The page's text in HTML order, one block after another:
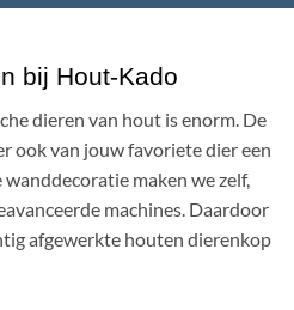
bij Hout-Kado
dieren van hout is enorm. De
ook van jouw favoriete dier een
maken we zelf,
machines. Daardoor
afgewerkte houten dierenkop